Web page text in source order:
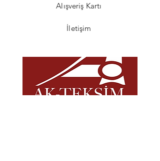
Alışveriş Kartı
İletişim